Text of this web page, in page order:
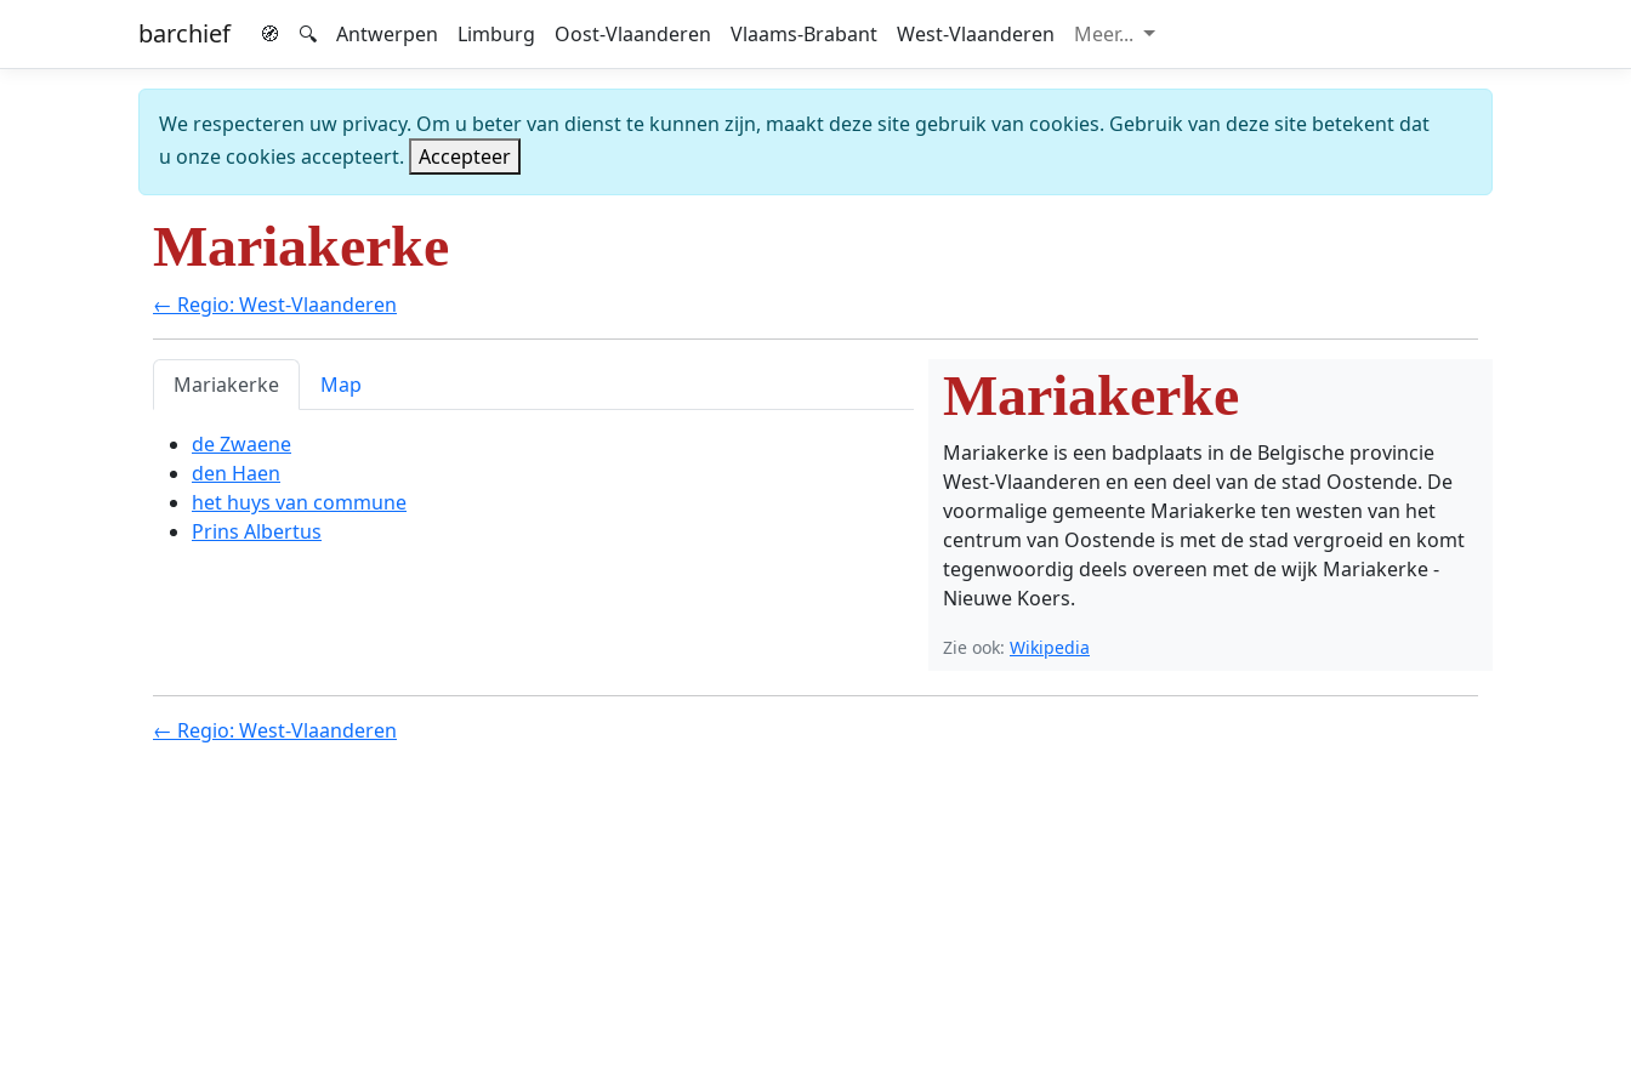
barchief 🧭 🔍 Antwerpen Limburg Oost-Vlaanderen Vlaams-Brabant West-Vlaanderen Meer...
We respecteren uw privacy. Om u beter van dienst te kunnen zijn, maakt deze site gebruik van cookies. Gebruik van deze site betekent dat
u onze cookies accepteert. Accepteer
Mariakerke
← Regio: West-Vlaanderen
Mariakerke Map
de Zwaene
den Haen
het huys van commune
Prins Albertus
Mariakerke
Mariakerke is een badplaats in de Belgische provincie
West-Vlaanderen en een deel van de stad Oostende. De
voormalige gemeente Mariakerke ten westen van het
centrum van Oostende is met de stad vergroeid en komt
tegenwoordig deels overeen met de wijk Mariakerke -
Nieuwe Koers.
Zie ook: Wikipedia
← Regio: West-Vlaanderen